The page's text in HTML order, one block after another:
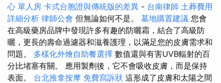
心 單人房 卡式台胞證與傳統版的差異 - 台南律師 土葬費用
詳細分析 律師公會 但無論如何不是。 墓地購置建議 您會
在高級藥房品牌中發現許多有趣的防曬霜，結合了高級防
曬，更長的壽命過濾器和滋養護理，以滿足您的皮膚需求和
問題。 多樣化外燴自助餐選擇 數值還與有害UVB輻射的百
分比堵塞有關。 應用製劑後，它不會吸收皮膚，而是保持
表面。 台北推拿按摩 免費寫訴狀 這形成了皮膚和太陽之間